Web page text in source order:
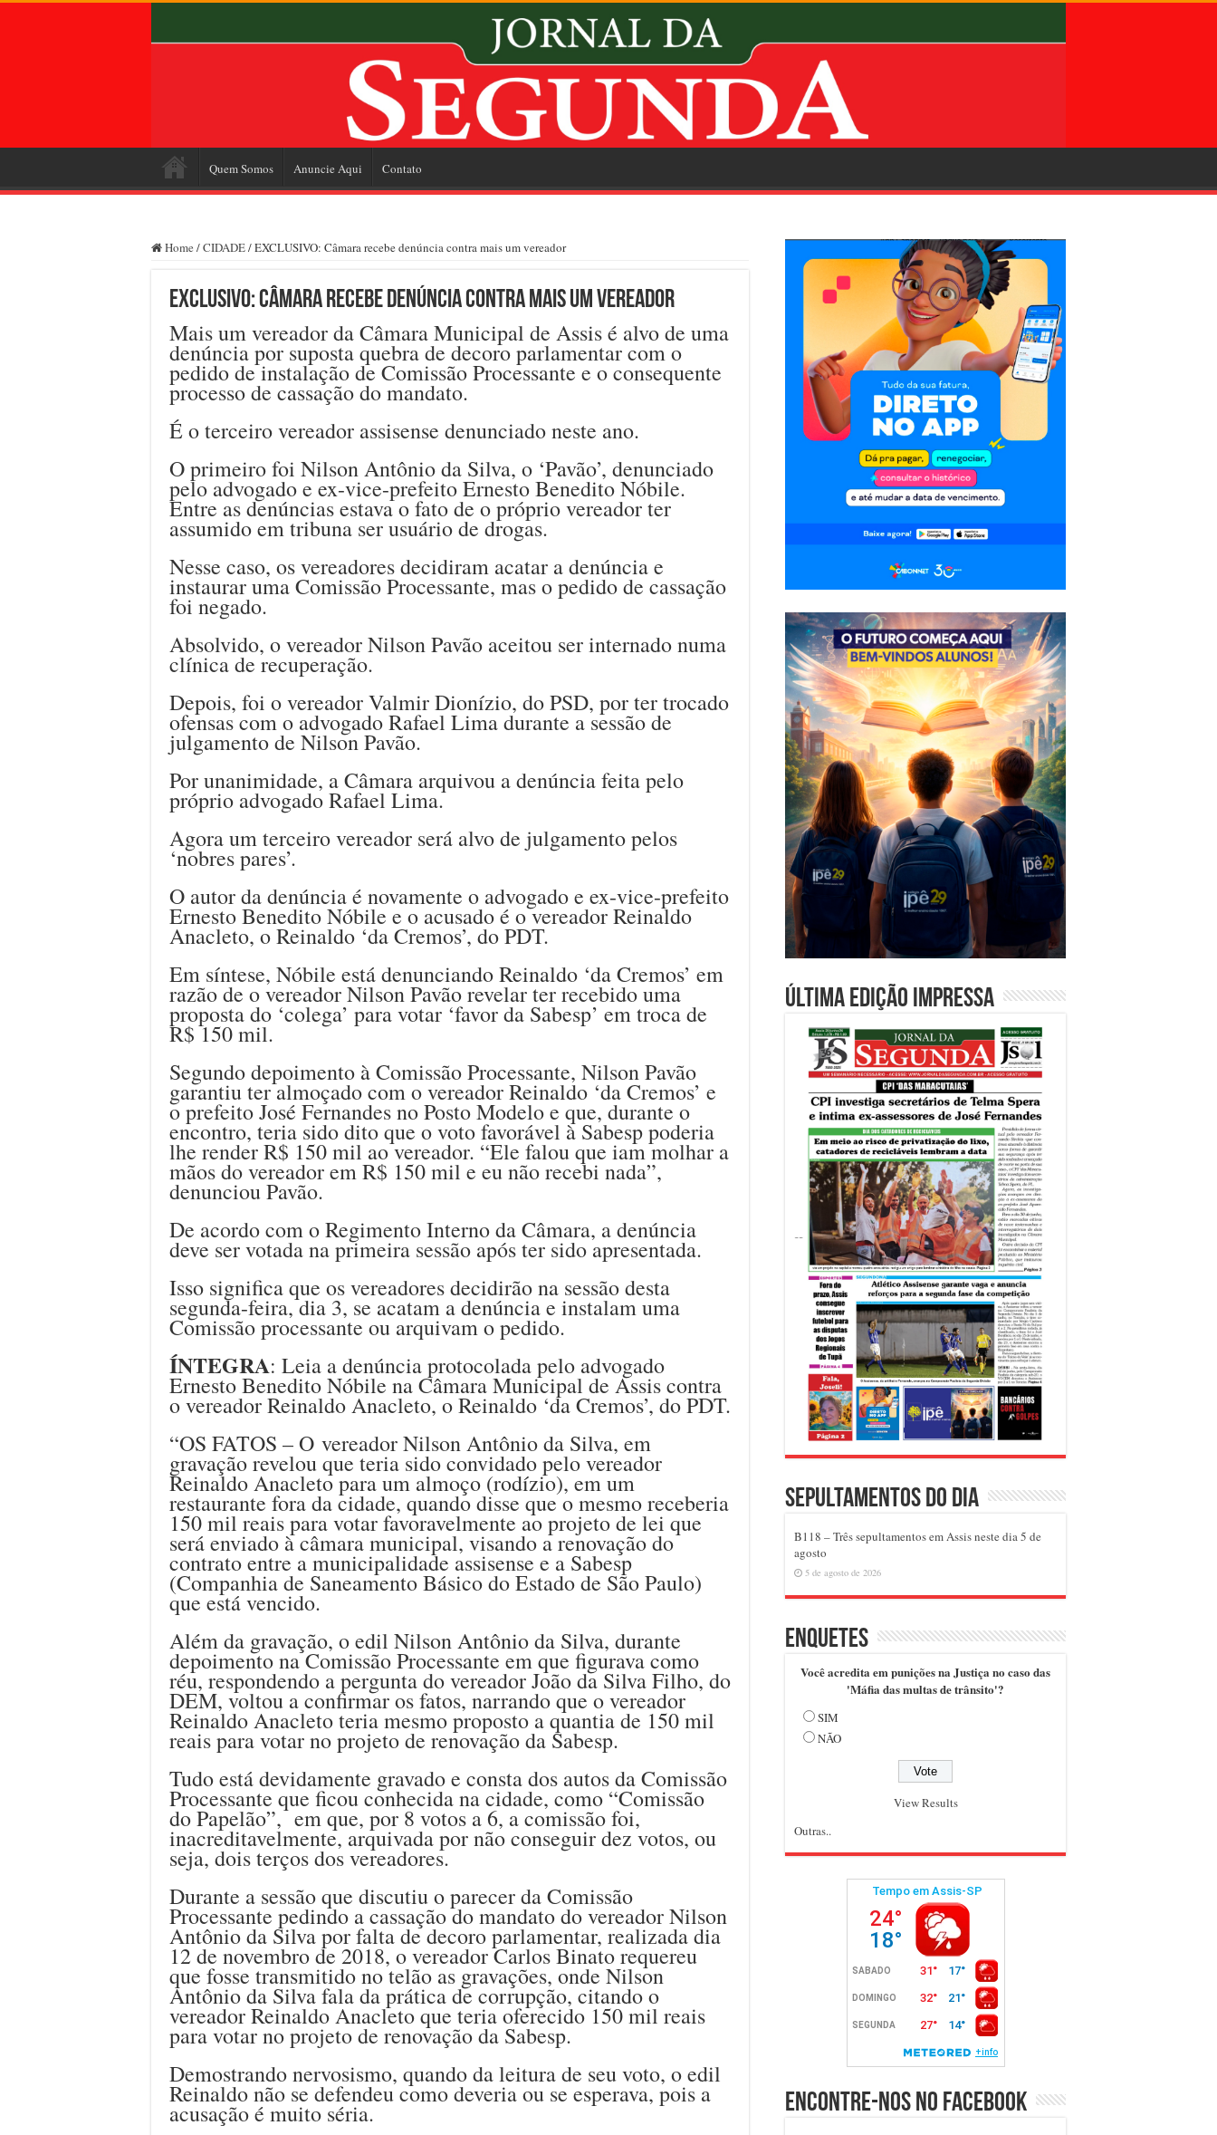
Quem Somos Anuncie Aqui Contato
Home /CIDADE/EXCLUSIVO: Câmara recebe denúncia contra mais um vereador
EXCLUSIVO: Câmara recebe denúncia contra mais um vereador
Mais um vereador da Câmara Municipal de Assis é alvo de uma
denúncia por suposta quebra de decoro parlamentar com o
pedido de instalação de Comissão Processante e o consequente
processo de cassação do mandato.
É o terceiro vereador assisense denunciado neste ano.
O primeiro foi Nilson Antônio da Silva, o ‘Pavão’, denunciado
pelo advogado e ex-vice-prefeito Ernesto Benedito Nóbile.
Entre as denúncias estava o fato de o próprio vereador ter
assumido em tribuna ser usuário de drogas.
Nesse caso, os vereadores decidiram acatar a denúncia e
instaurar uma Comissão Processante, mas o pedido de cassação
foi negado.
Absolvido, o vereador Nilson Pavão aceitou ser internado numa
clínica de recuperação.
Depois, foi o vereador Valmir Dionízio, do PSD, por ter trocado
ofensas com o advogado Rafael Lima durante a sessão de
julgamento de Nilson Pavão.
Por unanimidade, a Câmara arquivou a denúncia feita pelo
próprio advogado Rafael Lima.
Agora um terceiro vereador será alvo de julgamento pelos
‘nobres pares’.
O autor da denúncia é novamente o advogado e ex-vice-prefeito
Ernesto Benedito Nóbile e o acusado é o vereador Reinaldo
Anacleto, o Reinaldo ‘da Cremos’, do PDT.
Em síntese, Nóbile está denunciando Reinaldo ‘da Cremos’ em
razão de o vereador Nilson Pavão revelar ter recebido uma
proposta do ‘colega’ para votar ‘favor da Sabesp’ em troca de
R$ 150 mil.
Segundo depoimento à Comissão Processante, Nilson Pavão
garantiu ter almoçado com o vereador Reinaldo ‘da Cremos’ e
o prefeito José Fernandes no Posto Modelo e que, durante o
encontro, teria sido dito que o voto favorável à Sabesp poderia
lhe render R$ 150 mil ao vereador. “Ele falou que iam molhar a
mãos do vereador em R$ 150 mil e eu não recebi nada”,
denunciou Pavão.
De acordo com o Regimento Interno da Câmara, a denúncia
deve ser votada na primeira sessão após ter sido apresentada.
Isso significa que os vereadores decidirão na sessão desta
segunda-feira, dia 3, se acatam a denúncia e instalam uma
Comissão processante ou arquivam o pedido.
ÍNTEGRA: Leia a denúncia protocolada pelo advogado
Ernesto Benedito Nóbile na Câmara Municipal de Assis contra
o vereador Reinaldo Anacleto, o Reinaldo ‘da Cremos’, do PDT.
“OS FATOS – O vereador Nilson Antônio da Silva, em
gravação revelou que teria sido convidado pelo vereador
Reinaldo Anacleto para um almoço (rodízio), em um
restaurante fora da cidade, quando disse que o mesmo receberia
150 mil reais para votar favoravelmente ao projeto de lei que
será enviado à câmara municipal, visando a renovação do
contrato entre a municipalidade assisense e a Sabesp
(Companhia de Saneamento Básico do Estado de São Paulo)
que está vencido.
Além da gravação, o edil Nilson Antônio da Silva, durante
depoimento na Comissão Processante em que figurava como
réu, respondendo a pergunta do vereador João da Silva Filho, do
DEM, voltou a confirmar os fatos, narrando que o vereador
Reinaldo Anacleto teria mesmo proposto a quantia de 150 mil
reais para votar no projeto de renovação da Sabesp.
Tudo está devidamente gravado e consta dos autos da Comissão
Processante que ficou conhecida na cidade, como “Comissão
do Papelão”, em que, por 8 votos a 6, a comissão foi,
inacreditavelmente, arquivada por não conseguir dez votos, ou
seja, dois terços dos vereadores.
Durante a sessão que discutiu o parecer da Comissão
Processante pedindo a cassação do mandato do vereador Nilson
Antônio da Silva por falta de decoro parlamentar, realizada dia
12 de novembro de 2018, o vereador Carlos Binato requereu
que fosse transmitido no telão as gravações, onde Nilson
Antônio da Silva fala da prática de corrupção, citando o
vereador Reinaldo Anacleto que teria oferecido 150 mil reais
para votar no projeto de renovação da Sabesp.
Demostrando nervosismo, quando da leitura de seu voto, o edil
Reinaldo não se defendeu como deveria ou se esperava, pois a
acusação é muito séria.
Última edição impressa
Sepultamentos do dia
B118 – Três sepultamentos em Assis neste dia 5 de
agosto
5 de agosto de 2026
Enquetes
Você acredita em punições na Justiça no caso das
'Máfia das multas de trânsito'?
SIM
NÃO
View Results
Outras..
Encontre-nos no Facebook